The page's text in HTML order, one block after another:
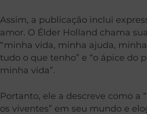
Assim, a publicação inclui
amor. O Élder Holland chama
“minha vida, minha ajuda,
tudo o que tenho” e “o ápice do
minha vida”.
Portanto, ele a descreve como a
os viventes” em seu mundo e